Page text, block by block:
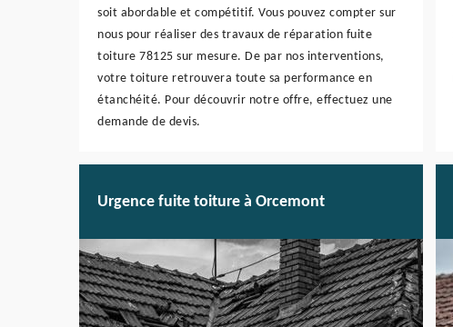
soit abordable et compétitif. Vous pouvez compter sur
nous pour réaliser des travaux de réparation fuite
toiture 78125 sur mesure. De par nos interventions,
votre toiture retrouvera toute sa performance en
étanchéité. Pour découvrir notre offre, effectuez une
demande de devis.
Urgence fuite toiture à Orcemont